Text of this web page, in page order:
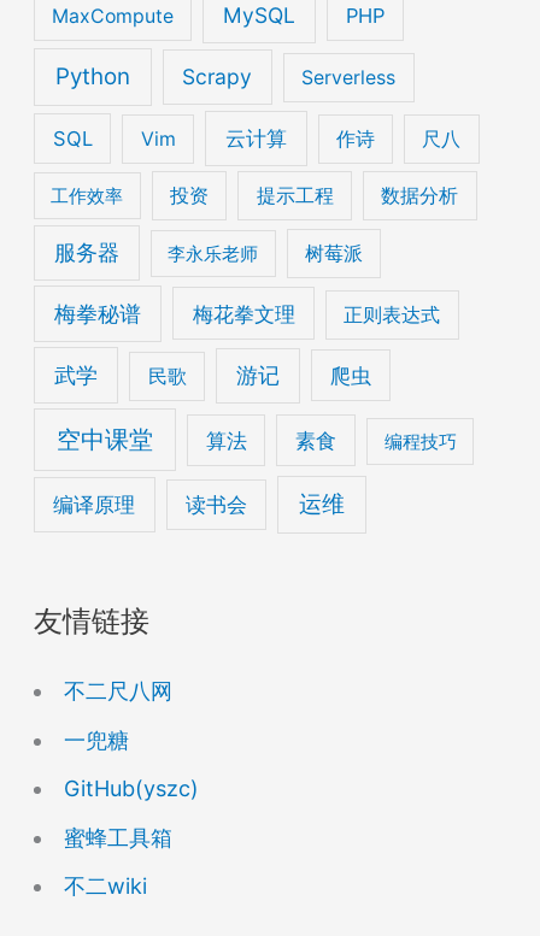
MaxCompute MySQL PHP
Python Scrapy Serverless
SQL Vim 云计算 作诗 尺八
工作效率 投资 提示工程 数据分析
服务器 李永乐老师 树莓派
梅拳秘谱 梅花拳文理 正则表达式
武学 民歌 游记 爬虫
空中课堂 算法 素食 编程技巧
编译原理 读书会 运维
友情链接
不二尺八网
一兜糖
GitHub(yszc)
蜜蜂工具箱
不二wiki